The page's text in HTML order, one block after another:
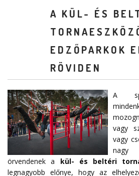
A KÜL- ÉS
EDZŐPARKOK
RÖVIDEN
A
vagy
vagy
nagy
örvendenek a kül- és beltéri
legnagyobb előnye, hogy az